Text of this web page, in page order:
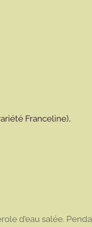
Franceline),
d’eau salée.